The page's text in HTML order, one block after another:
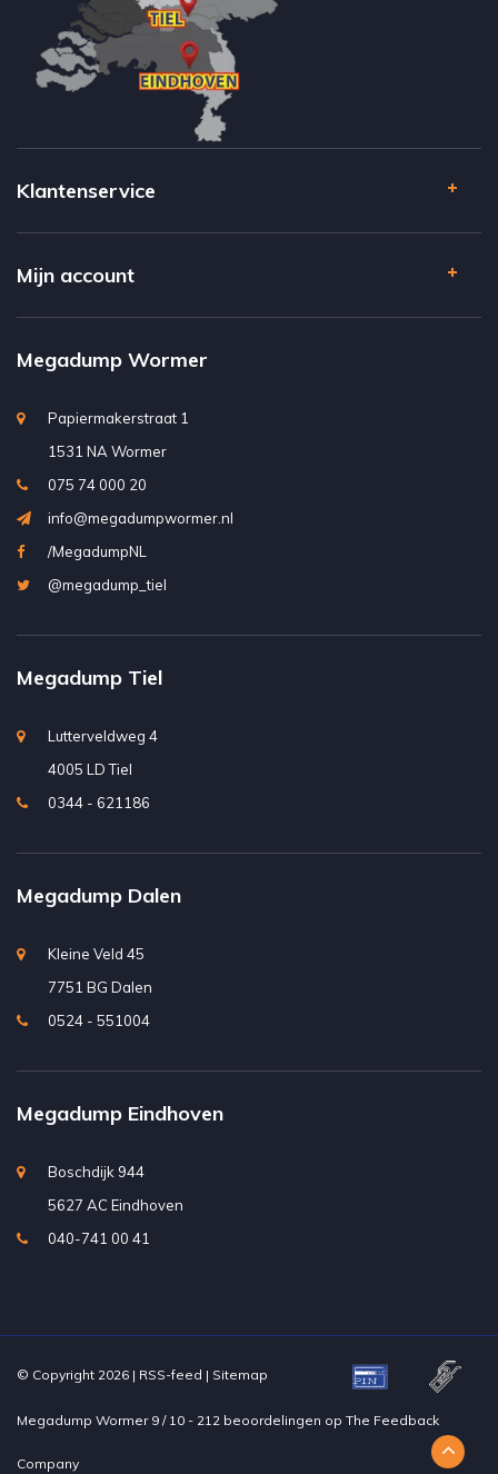
Klantenservice
Mijn account
Megadump Wormer
Papiermakerstraat 1
1531 NA Wormer
075 74 000 20
info@megadumpwormer.nl
/MegadumpNL
@megadump_tiel
Megadump Tiel
Lutterveldweg 4
4005 LD Tiel
0344 - 621186
Megadump Dalen
Kleine Veld 45
7751 BG Dalen
0524 - 551004
Megadump Eindhoven
Boschdijk 944
5627 AC Eindhoven
040-741 00 41
© Copyright 2026 | RSS-feed | Sitemap
Megadump Wormer 9 / 10 - 212 beoordelingen op The Feedback
Company